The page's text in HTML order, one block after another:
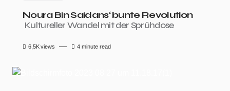
Noura Bin Saidans‘ bunte Revolution
Kultureller Wandel mit der Sprühdose
6,5Kviews 4 minute read